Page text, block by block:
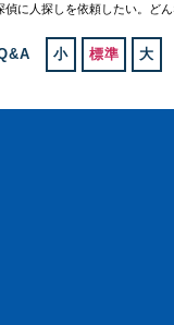
偵に人探しを依頼したい。ど
小 標準 大